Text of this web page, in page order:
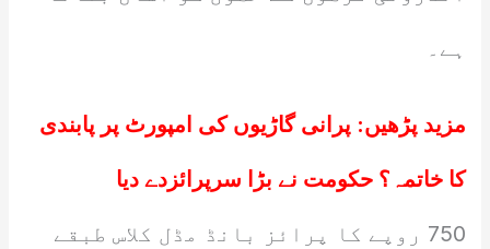
ہے۔
مزید پڑھیں: پرانی گاڑیوں کی امپورٹ پر پابندی
کا خاتمہ؟ حکومت نے بڑا سرپرائزدے دیا
750 روپے کا پرائز بانڈ مڈل کلاس طبقے